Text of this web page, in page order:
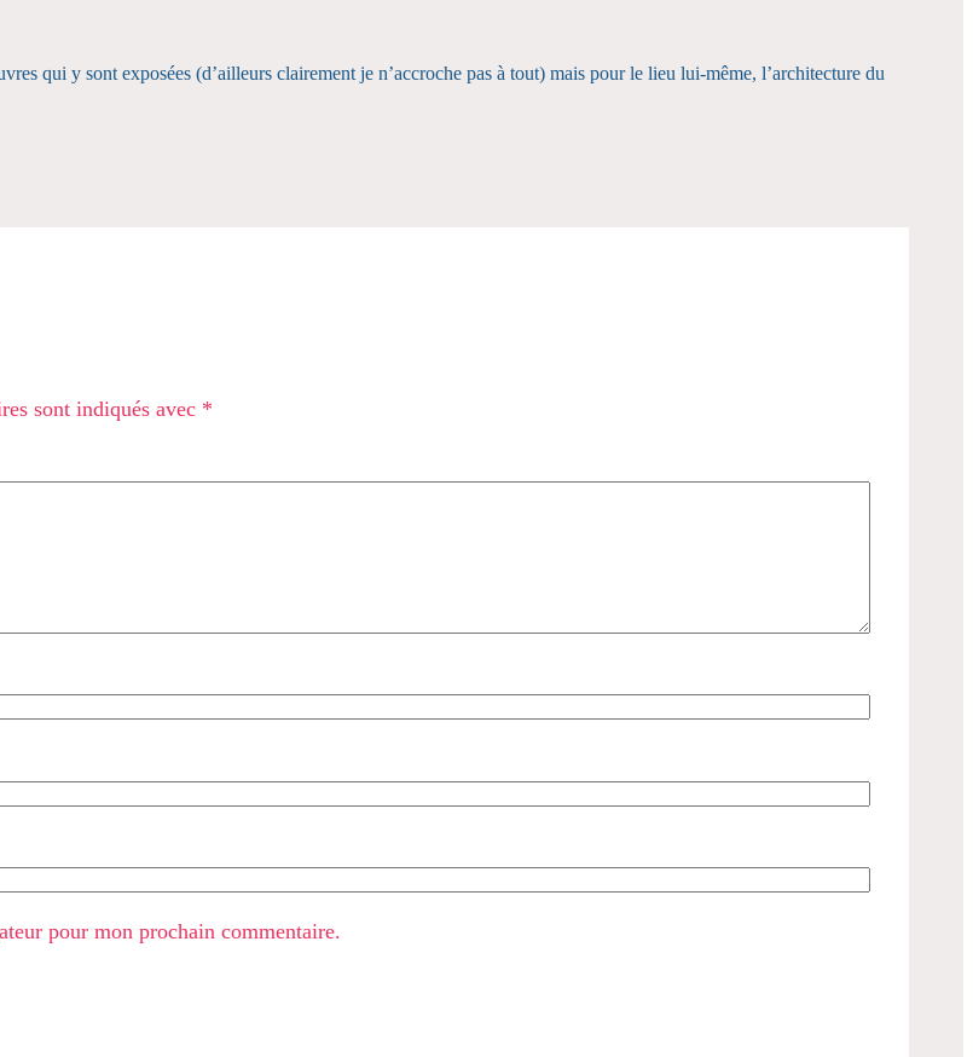
qui y sont exposées (d’ailleurs clairement je n’accroche pas à tout) mais pour le lieu lui-même, l’architecture du
sont indiqués avec *
pour mon prochain commentaire.